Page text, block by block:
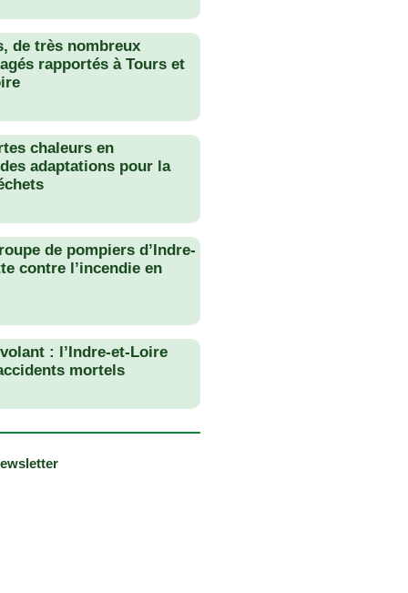
de très nombreux
rapportés à Tours et
chaleurs en
adaptations pour la
de pompiers d’Indre-
contre l’incendie en
: l’Indre-et-Loire
mortels